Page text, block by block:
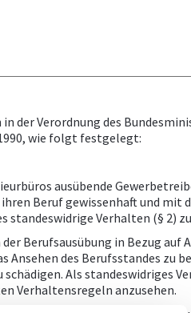
der Verordnung des
wie folgt festgelegt:
ausübende
Beruf gewissenhaft und mit
standeswidrige Verhalten (§ 2)
Berufsausübung in Bezug auf
Ansehen des Berufsstandes zu
Als standeswidriges
Verhaltensregeln anzusehen.